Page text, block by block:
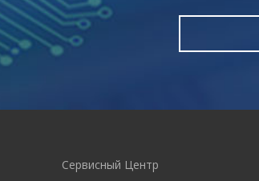
Сервисный Центр